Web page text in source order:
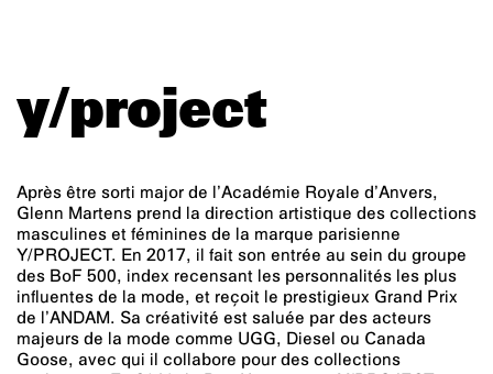
y/project
Après être sorti major de l’Académie Royale d’Anvers,
Glenn Martens prend la direction artistique des collections
masculines et féminines de la marque parisienne
Y/PROJECT. En 2017, il fait son entrée au sein du groupe
des BoF 500, index recensant les personnalités les plus
influentes de la mode, et reçoit le prestigieux Grand Prix
de l’ANDAM. Sa créativité est saluée par des acteurs
majeurs de la mode comme UGG, Diesel ou Canada
Goose, avec qui il collabore pour des collections